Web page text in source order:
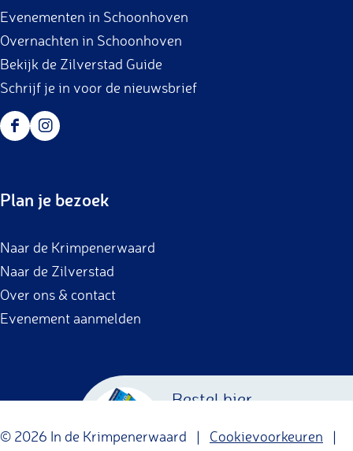
m
Evenementen in Schoonhoven
Overnachten in Schoonhoven
Bekijk de Zilverstad Guide
Schrijf je in voor de nieuwsbrief
F
e
o
o
k
I
t
g
r
a
m
Plan je bezoek
Naar de Krimpenerwaard
Naar de Zilverstad
Over ons & contact
Evenement aanmelden
Bestel hier
Krimpenerwaard
© 2026 In de Krimpenerwaard | Cookievoorkeuren |